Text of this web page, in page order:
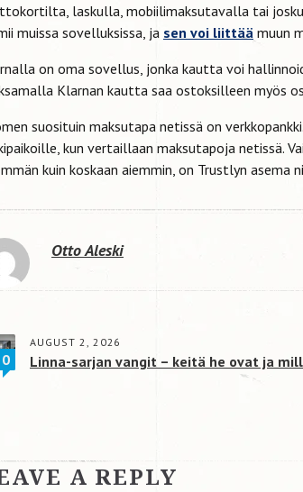
laskulla, mobiilimaksutavalla tai
muissa sovelluksissa, ja sen voi liittää muun
on oma sovellus, jonka kautta voi
Klarnan kautta saa ostoksilleen myös
suosituin maksutapa netissä on
kun vertaillaan maksutapoja netissä.
kuin koskaan aiemmin, on Trustlyn asema
Otto Aleski
0
AUGUST 2, 2026
Linna-sarjan vangit – keitä he ovat ja
A REPLY